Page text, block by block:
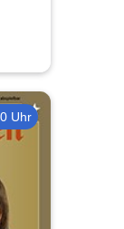
Uhr